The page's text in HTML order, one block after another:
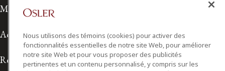
Modalités d'utilisation
Accessibilité
Relations avec les médias
Nous utilisons des témoins (cookies) pour activer des
fonctionnalités essentielles de notre site Web, pour améliorer
notre site Web et pour vous proposer des publicités
pertinentes et un contenu personnalisé, y compris sur les